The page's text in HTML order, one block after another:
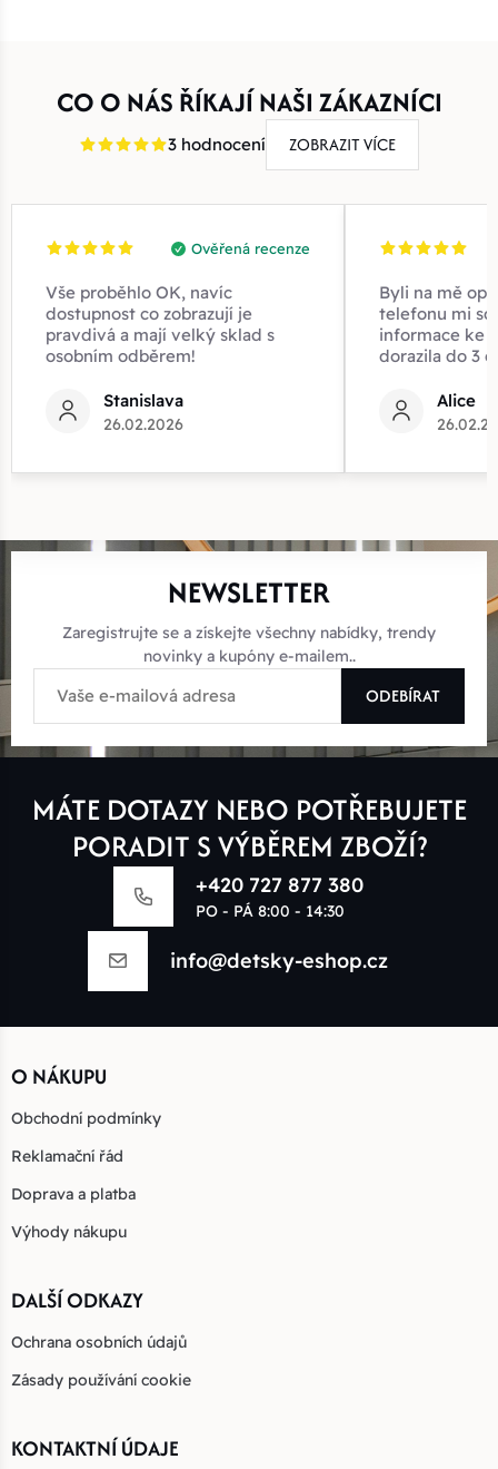
CO O NÁS ŘÍKAJÍ NAŠI ZÁKAZNÍCI
3 hodnocení ZOBRAZIT VÍCE
Ověřená recenze
Vše proběhlo OK, navíc
dostupnost co zobrazují je
pravdivá a mají velký sklad s
osobním odběrem!
Stanislava
26.02.2026
Byli na mě
telefonu mi
informace ke
dorazila do 3
Alice
NEWSLETTER
Zaregistrujte se a získejte všechny nabídky, trendy
novinky a kupóny e-mailem..
ODEBÍRAT
MÁTE DOTAZY NEBO POTŘEBUJETE
PORADIT S VÝBĚREM ZBOŽÍ?
+420 727 877 380
PO - PÁ 8:00 - 14:30
info@detsky-eshop.cz
O NÁKUPU
Obchodní podmínky
Reklamační řád
Doprava a platba
Výhody nákupu
DALŠÍ ODKAZY
Ochrana osobních údajů
Zásady používání cookie
KONTAKTNÍ ÚDAJE